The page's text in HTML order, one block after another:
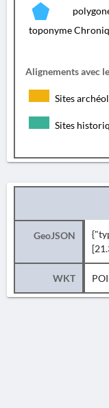
toponyme
Alignements avec
Sites
Sites
GeoJSON
WKT